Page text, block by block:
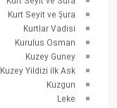
Kurt Seyit ve Şura
Kurtlar Vadisi
Kurulus Osman
Kuzey Guney
Kuzey Yildizi ilk Ask
Kuzgun
Leke